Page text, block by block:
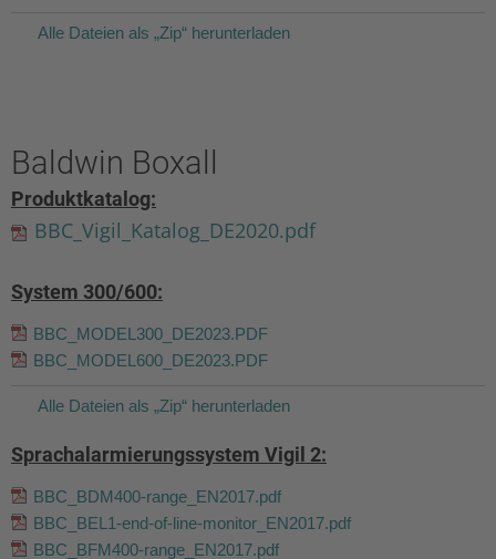
Alle Dateien als „Zip“ herunterladen
Baldwin Boxall
Produktkatalog:
BBC_Vigil_Katalog_DE2020.pdf
System 300/600:
BBC_MODEL300_DE2023.PDF
BBC_MODEL600_DE2023.PDF
Alle Dateien als „Zip“ herunterladen
Sprachalarmierungssystem Vigil 2:
BBC_BDM400-range_EN2017.pdf
BBC_BEL1-end-of-line-monitor_EN2017.pdf
BBC_BFM400-range_EN2017.pdf